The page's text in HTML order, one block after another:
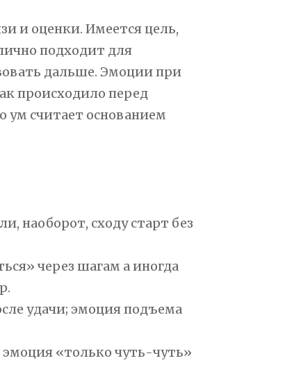
и оценки. Имеется цель,
подходит для
дальше. Эмоции при
происходило перед
ум считает основанием
наоборот, сходу старт без
через шагам а иногда
удачи; эмоция подъема
«только чуть-чуть»